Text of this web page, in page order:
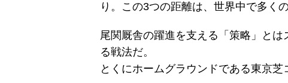
り。この3つの距離は、世界中で多く
尾関厩舎の躍進を支える「策略」と
る戦法だ。
とくにホームグラウンドである東京芝